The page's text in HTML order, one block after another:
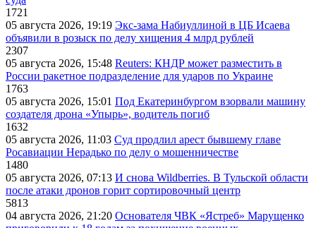
1721
05 августа 2026, 19:19 Экс-зама Набиуллиной в ЦБ Исаева
объявили в розыск по делу хищения 4 млрд рублей
2307
05 августа 2026, 15:48 Reuters: КНДР может разместить в
России ракетное подразделение для ударов по Украине
1763
05 августа 2026, 15:01 Под Екатеринбургом взорвали машину
создателя дрона «Упырь», водитель погиб
1632
05 августа 2026, 11:03 Суд продлил арест бывшему главе
Росавиации Нерадько по делу о мошенничестве
1480
05 августа 2026, 07:13 И снова Wildberries. В Тульской области
после атаки дронов горит сортировочный центр
5813
04 августа 2026, 21:20 Основателя ЧВК «Ястреб» Марущенко